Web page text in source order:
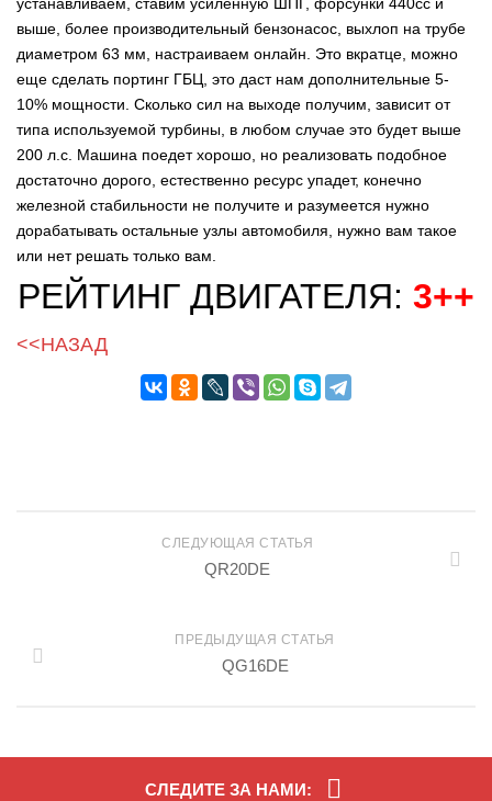
выше, более производительный бензонасос, выхлоп на трубе
диаметром 63 мм, настраиваем онлайн. Это вкратце, можно
еще сделать портинг ГБЦ, это даст нам дополнительные 5-
10% мощности. Сколько сил на выходе получим, зависит от
типа используемой турбины, в любом случае это будет выше
200 л.с. Машина поедет хорошо, но реализовать подобное
достаточно дорого, естественно ресурс упадет, конечно
железной стабильности не получите и разумеется нужно
дорабатывать остальные узлы автомобиля, нужно вам такое
или нет решать только вам.
РЕЙТИНГ ДВИГАТЕЛЯ: 3++
<<НАЗАД
СЛЕДУЮЩАЯ СТАТЬЯ
QR20DE
ПРЕДЫДУЩАЯ СТАТЬЯ
QG16DE
СЛЕДИТЕ ЗА НАМИ: